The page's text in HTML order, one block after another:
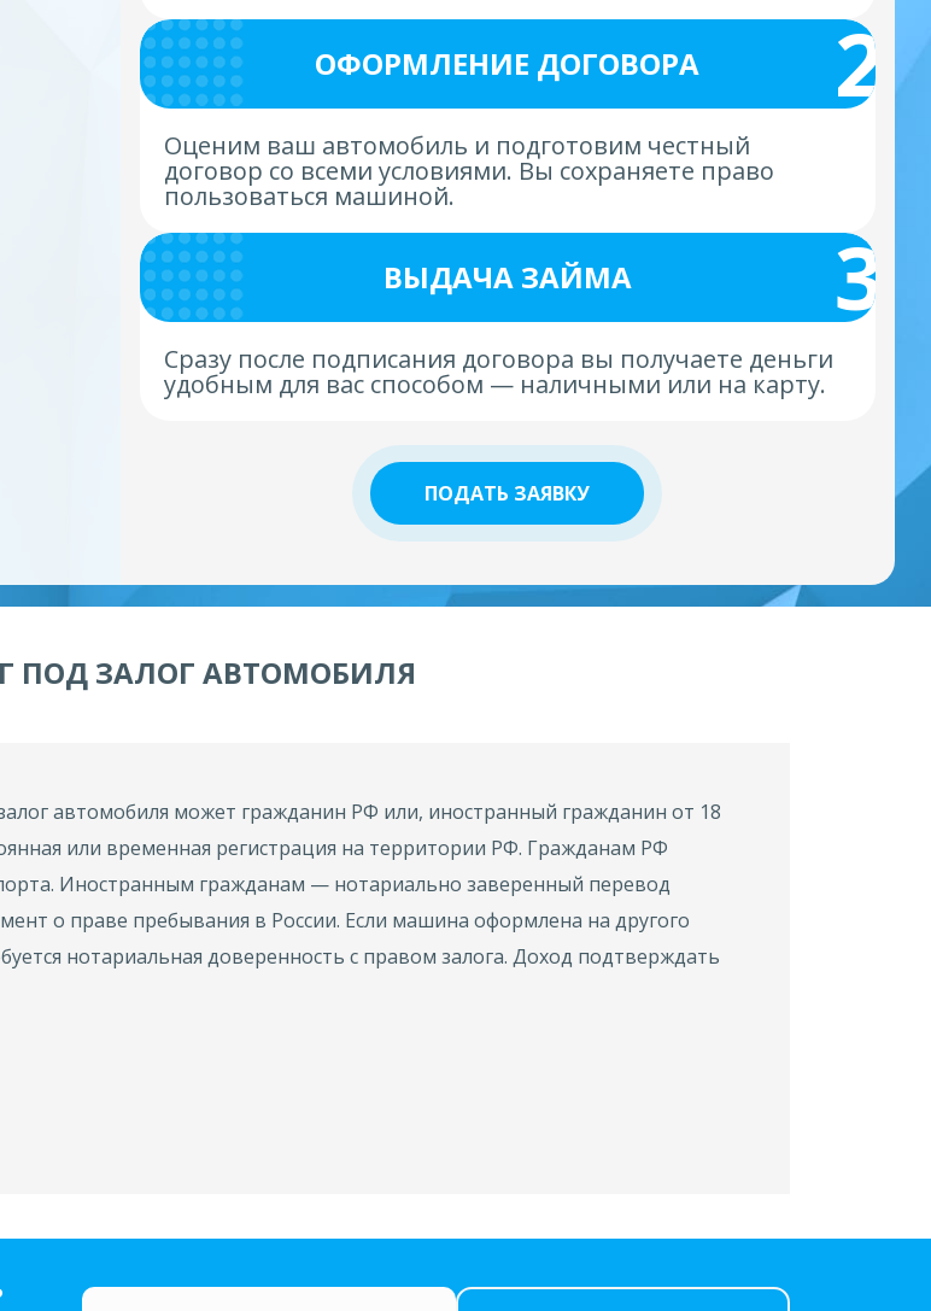
ОФОРМЛЕНИЕ ДОГОВОРА 2
Оценим ваш автомобиль и подготовим честный
договор со всеми условиями. Вы сохраняете право
пользоваться машиной.
ВЫДАЧА ЗАЙМА 3
Сразу после подписания договора вы получаете деньги
удобным для вас способом — наличными или на карту.
ПОДАТЬ ЗАЯВКУ
ПОД ЗАЛОГ АВТОМОБИЛЯ
автомобиля может гражданин РФ или, иностранный гражданин от 18
или временная регистрация на территории РФ. Гражданам РФ
Иностранным гражданам — нотариально заверенный перевод
о праве пребывания в России. Если машина оформлена на другого
нотариальная доверенность с правом залога. Доход подтверждать